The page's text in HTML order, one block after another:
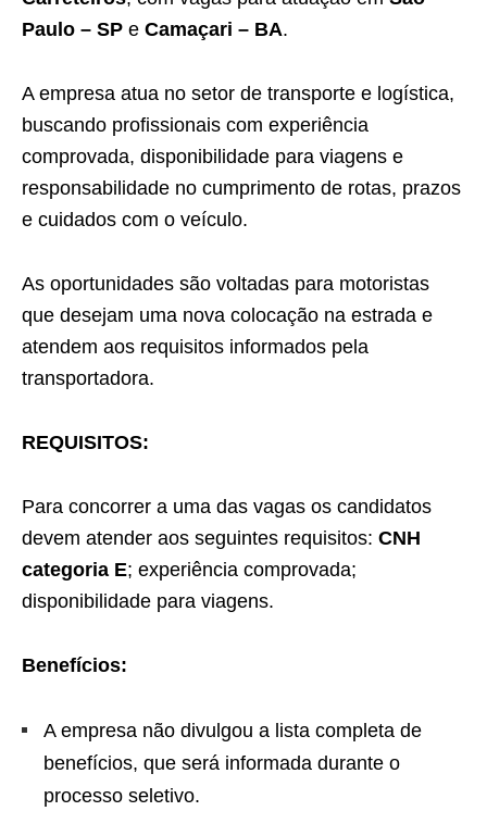
Paulo – SP e Camaçari – BA.
A empresa atua no setor de transporte e logística,
buscando profissionais com experiência
comprovada, disponibilidade para viagens e
responsabilidade no cumprimento de rotas, prazos
e cuidados com o veículo.
As oportunidades são voltadas para motoristas
que desejam uma nova colocação na estrada e
atendem aos requisitos informados pela
transportadora.
REQUISITOS:
Para concorrer a uma das vagas os candidatos
devem atender aos seguintes requisitos: CNH
categoria E; experiência comprovada;
disponibilidade para viagens.
Benefícios:
A empresa não divulgou a lista completa de
benefícios, que será informada durante o
processo seletivo.